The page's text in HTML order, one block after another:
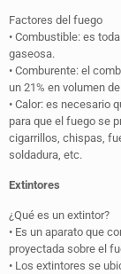
Factores del fuego
• Combustible: es
gaseosa.
• Comburente: el
un 21% en volumen
• Calor: es necesario
para que el fuego se
cigarrillos, chispas,
soldadura, etc.
Extintores
¿Qué es un extintor?
• Es un aparato que
proyectada sobre el
• Los extintores se